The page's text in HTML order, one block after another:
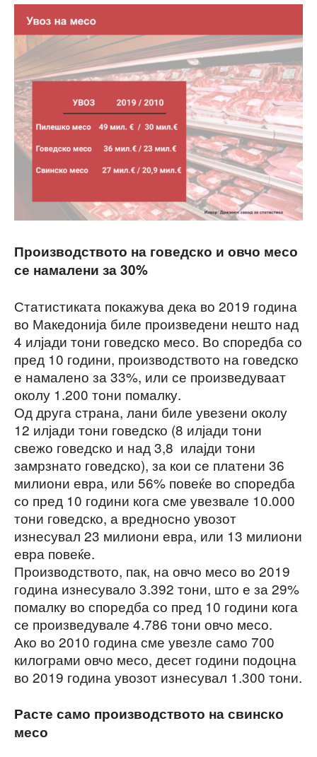
Производството на говедско и овчо месо
се намалени за 30%
Статистиката покажува дека во 2019 година
во Македонија биле произведени нешто над
4 илјади тони говедско месо. Во споредба со
пред 10 години, производството на говедско
е намалено за 33%, или се произведуваат
околу 1.200 тони помалку.
Од друга страна, лани биле увезени околу
12 илјади тони говедско (8 илјади тони
свежо говедско и над 3,8 илајди тони
замрзнато говедско), за кои се платени 36
милиони евра, или 56% повеќе во споредба
со пред 10 години кога сме увезвале 10.000
тони говедско, а вредносно увозот
изнесувал 23 милиони евра, или 13 милиони
евра повеќе.
Производството, пак, на овчо месо во 2019
година изнесувало 3.392 тони, што е за 29%
помалку во споредба со пред 10 години кога
се произведувале 4.786 тони овчо месо.
Ако во 2010 година сме увезле само 700
килограми овчо месо, десет години подоцна
во 2019 година увозот изнесувал 1.300 тони.
Расте само производството на свинско
месо